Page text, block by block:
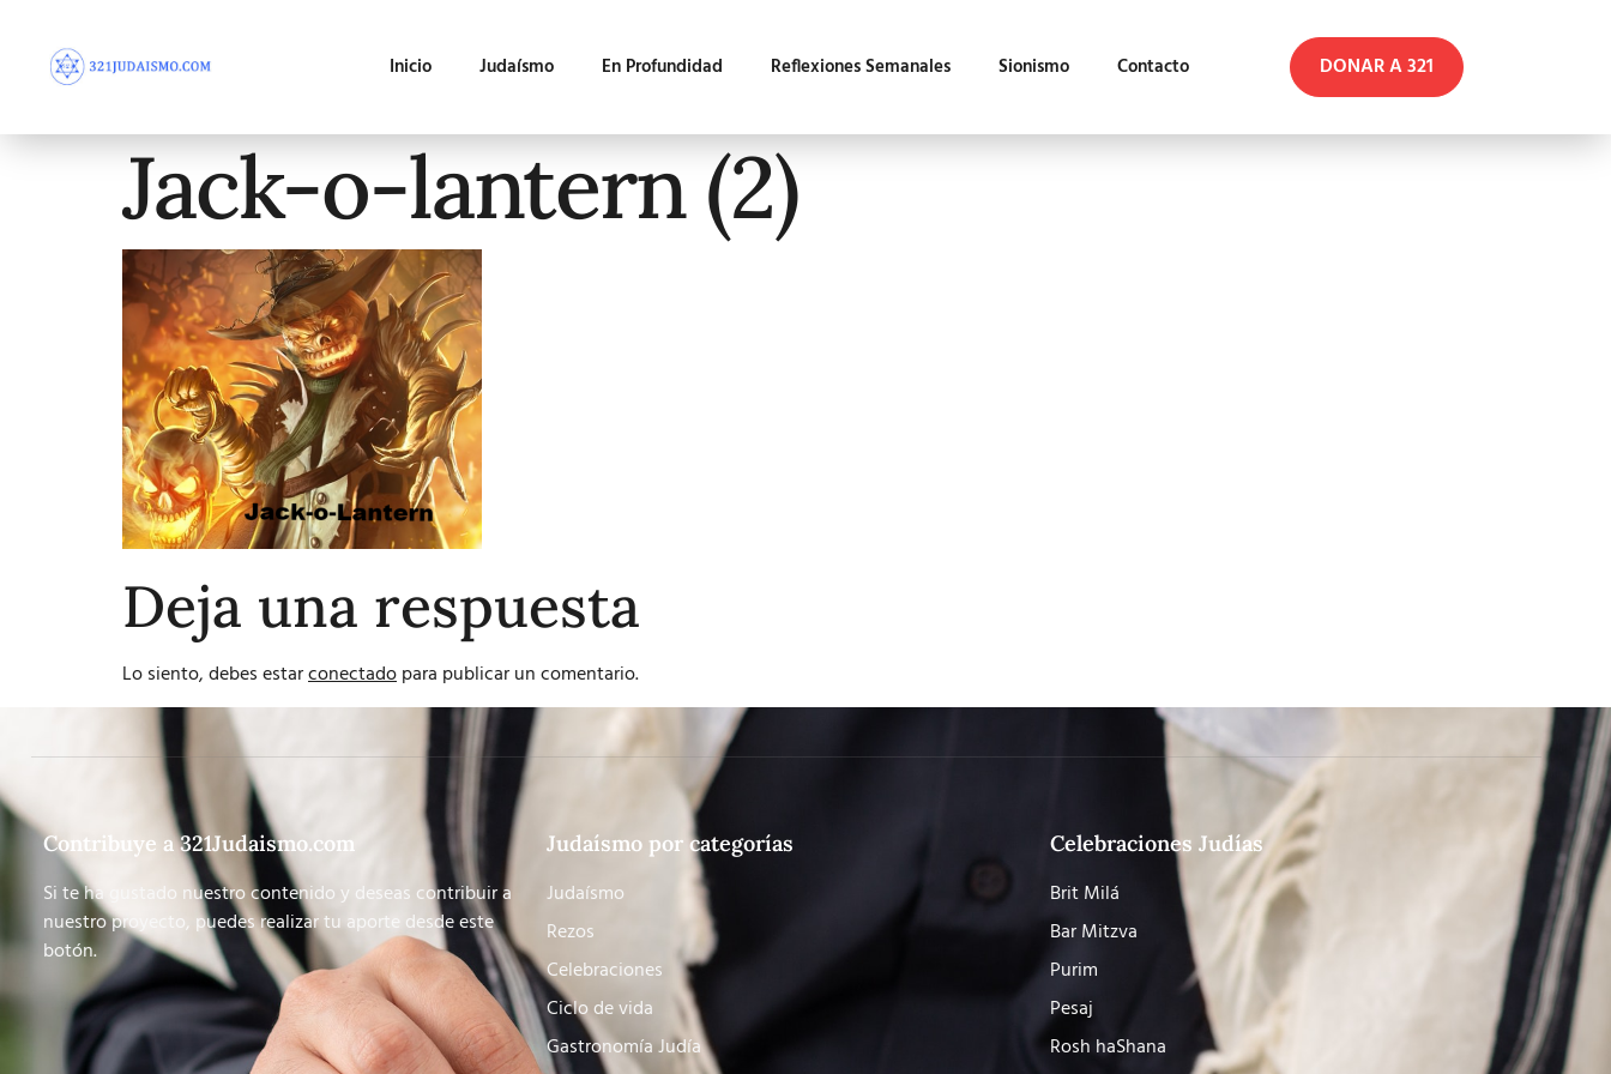
Inicio Judaísmo En Profundidad Reflexiones Semanales Sionismo Contacto DONAR A 321
Jack-o-lantern (2)
Deja una respuesta
Lo siento, debes estarconectadopara publicar un comentario.
Contribuye a 321Judaismo.com
Si te ha gustado nuestro contenido y deseas contribuir a
nuestro proyecto, puedes realizar tu aporte desde este
botón.
Judaísmo por categorías
Judaísmo
Rezos
Celebraciones
Ciclo de vida
Gastronomía Judía
Celebraciones Judías
Brit Milá
Bar Mitzva
Purim
Pesaj
Rosh haShana